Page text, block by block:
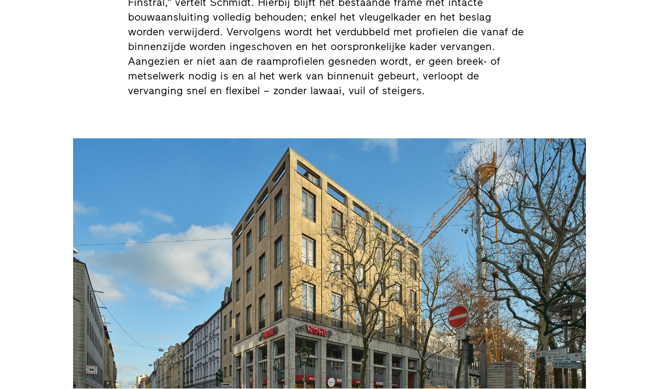
bouwaansluiting volledig behouden; enkel het vleugelkader en het beslag
worden verwijderd. Vervolgens wordt het verdubbeld met profielen die vanaf de
binnenzijde worden ingeschoven en het oorspronkelijke kader vervangen.
Aangezien er niet aan de raamprofielen gesneden wordt, er geen breek- of
metselwerk nodig is en al het werk van binnenuit gebeurt, verloopt de
vervanging snel en flexibel – zonder lawaai, vuil of steigers.